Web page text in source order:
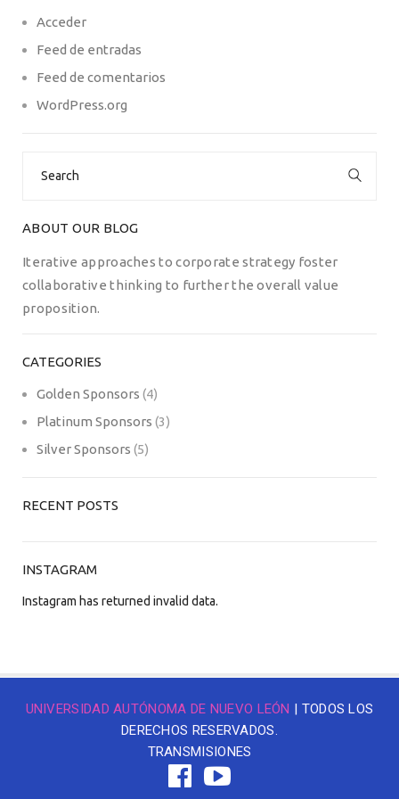
Acceder
Feed de entradas
Feed de comentarios
WordPress.org
ABOUT OUR BLOG
Iterative approaches to corporate strategy foster
collaborative thinking to further the overall value
proposition.
CATEGORIES
Golden Sponsors (4)
Platinum Sponsors (3)
Silver Sponsors (5)
RECENT POSTS
INSTAGRAM
Instagram has returned invalid data.
UNIVERSIDAD AUTÓNOMA DE NUEVO LEÓN | TODOS LOS
DERECHOS RESERVADOS.
TRANSMISIONES